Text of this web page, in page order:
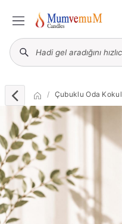
Çubuklu Oda